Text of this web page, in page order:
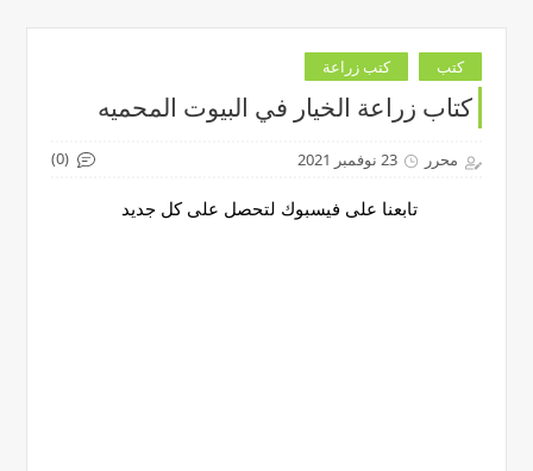
كتب كتب زراعة
كتاب زراعة الخيار في البيوت المحميه
محرر 23 نوفمبر 2021 (0)
تابعنا على فيسبوك لتحصل على كل جديد